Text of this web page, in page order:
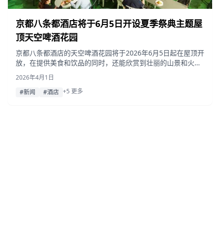
京都八条都酒店将于6月5日开设夏季祭典主题屋
顶天空啤酒花园
京都八条都酒店的天空啤酒花园将于2026年6月5日起在屋顶开
放，在提供美食和饮品的同时，还能欣赏到壮丽的山景和火车
景观，并以夏季祭典为主题。
2026年4月1日
#新闻
#酒店 +5 更多